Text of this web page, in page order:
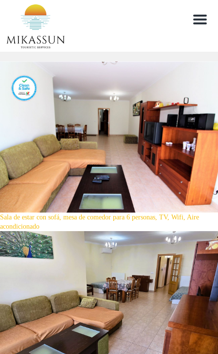
Menu
Sala de estar con sofá, mesa de comedor para 6 personas, TV, Wifi, Aire
acondicionado